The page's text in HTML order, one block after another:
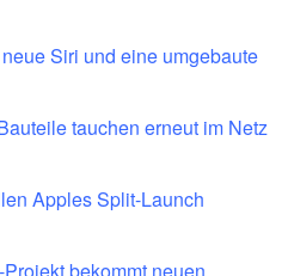
Siri und eine umgebaute
tauchen erneut im Netz
Apples Split-Launch